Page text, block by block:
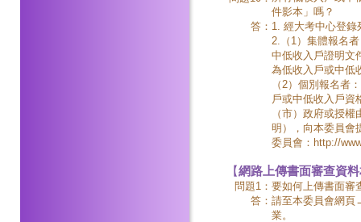
件影本」嗎？
答： 1. 經大考中心登錄
2.（1）集體報名
中低收入戶證明文
為低收入戶或中低
（2）個別報名者
戶或中低收入戶資
（市）政府或授
明），向本委員會
委員會：http://
【網路上傳書面審查資
問題1： 要如何上傳書面審
答： 請至本委員會網頁
業。